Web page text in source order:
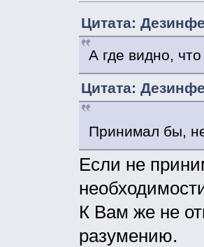
Цитата:
А где видно,
Цитата:
Принимал бы,
Если не
К Вам же не
разумению.